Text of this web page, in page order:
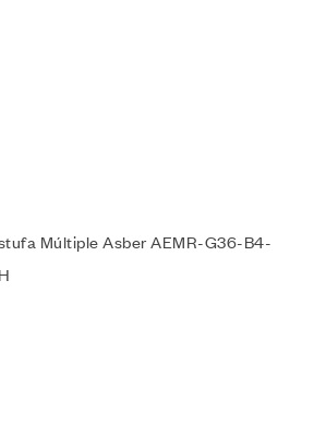
Añadir a la lista de deseos